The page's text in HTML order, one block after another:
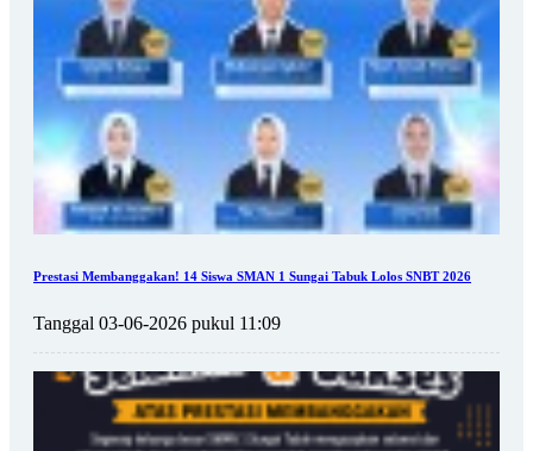
Prestasi Membanggakan! 14 Siswa SMAN 1 Sungai Tabuk Lolos SNBT 2026
Tanggal 03-06-2026 pukul 11:09